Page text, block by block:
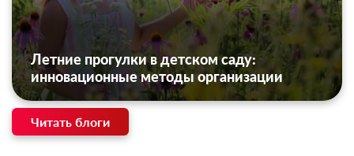
Летние прогулки в детском саду:
инновационные методы организации
Читать блоги